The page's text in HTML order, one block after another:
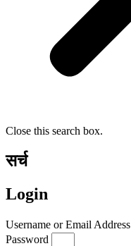
Close this search box.
सर्च
Login
Username or Email Address
Password